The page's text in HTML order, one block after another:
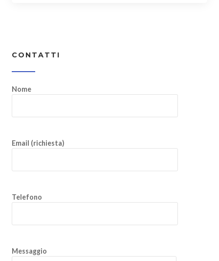
CONTATTI
Nome
Email (richiesta)
Telefono
Messaggio